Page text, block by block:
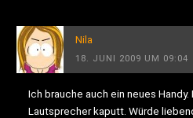
Nila
18. JUNI 2009 UM 09:04
Ich brauche auch ein neues
Lautsprecher kaputt. Würde